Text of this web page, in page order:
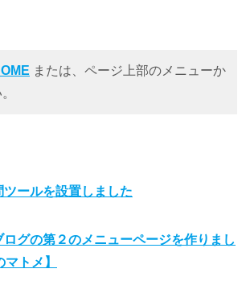
または、ページ上部のメニューか
ツールを設置しました
ログの第２のメニューページを作りまし
トメ】